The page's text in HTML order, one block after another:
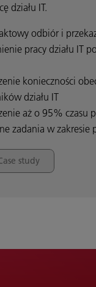
działu IT.
odbiór i
pracy działu IT
konieczności
działu IT
aż o 95% czasu
zadania w zakresie
study